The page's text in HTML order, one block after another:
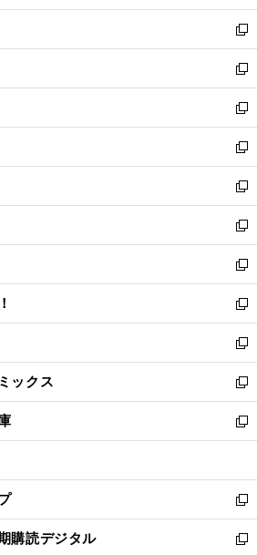
開
く
新
し
い
ウ
ィ
ン
ド
ウ
で
開
く
新
し
い
ウ
ィ
ン
ド
ウ
で
開
く
新
し
い
ウ
ィ
ン
ド
ウ
で
開
く
新
し
い
ウ
ィ
ン
ド
ウ
で
開
く
新
し
い
ウ
ィ
ン
ド
ウ
で
開
く
新
し
い
ウ
ィ
ン
ド
ウ
で
開
く
新
し
い
ウ
ィ
ン
ド
ウ
で
開
新
し
い
ウ
ィ
ン
ド
ウ
開
く
新
し
い
ウ
ィ
ン
ウ
で
開
く
ックス
新
し
い
ウ
ン
ド
ウ
で
新
し
ウ
ィ
ン
ド
新
し
い
購読デジタル
新